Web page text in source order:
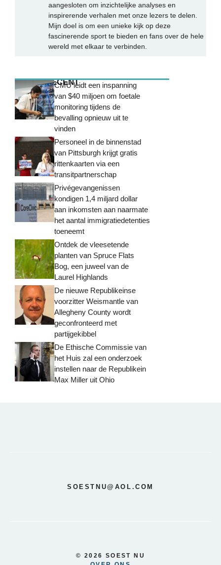
aangesloten om inzichtelijke analyses en
inspirerende verhalen met onze lezers te delen.
Mijn doel is om een unieke kijk op deze
fascinerende sport te bieden en fans over de hele
wereld met elkaar te verbinden.
MEEST RECENTCMU leidt een inspanning
van $40 miljoen om foetale
monitoring tijdens de
bevalling opnieuw uit te
vinden
Personeel in de binnenstad
van Pittsburgh krijgt gratis
rittenkaarten via een
transitpartnerschap
Privégevangenissen
kondigen 1,4 miljard dollar
aan inkomsten aan naarmate
het aantal immigratiedetenties
toeneemt
Ontdek de vleesetende
planten van Spruce Flats
Bog, een juweel van de
Laurel Highlands
De nieuwe Republikeinse
voorzitter Weismantle van
Allegheny County wordt
geconfronteerd met
partijgekibbel
De Ethische Commissie van
het Huis zal een onderzoek
instellen naar de Republikein
Max Miller uit Ohio
SOESTNU@AOL.COM
© 2026 SOEST NU